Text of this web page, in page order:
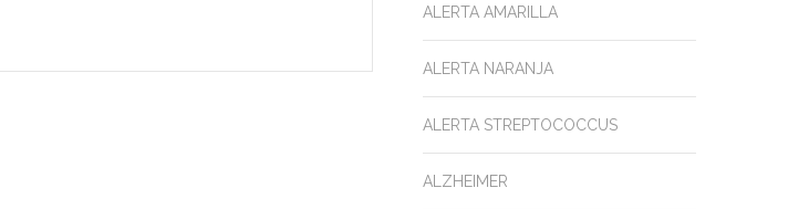
ALERTA AMARILLA
ALERTA NARANJA
ALERTA STREPTOCOCCUS
ALZHEIMER